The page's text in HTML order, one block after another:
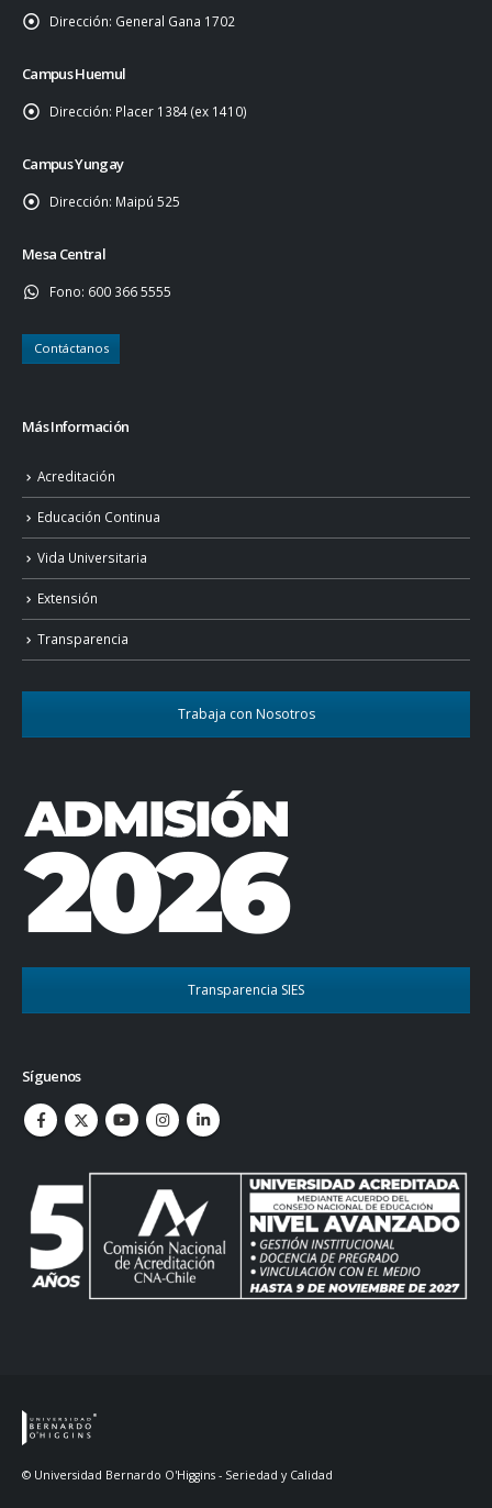
Dirección: General Gana 1702
Campus Huemul
Dirección: Placer 1384 (ex 1410)
Campus Yungay
Dirección: Maipú 525
Mesa Central
Fono: 600 366 5555
Contáctanos
Más Información
Acreditación
Educación Continua
Vida Universitaria
Extensión
Transparencia
Trabaja con Nosotros
Transparencia SIES
Síguenos
© Universidad Bernardo O'Higgins - Seriedad y Calidad